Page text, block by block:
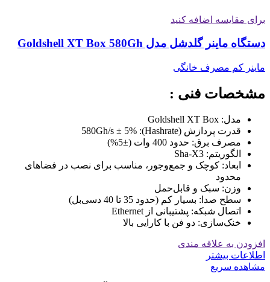
برای مقایسه اضافه کنید
دستگاه ماینر گلدشل مدل Goldshell XT Box 580Gh
ماینر کم مصرف خانگی
مشخصات فنی :
مدل: Goldshell XT Box
قدرت پردازش (Hashrate): 580Gh/s ± 5%
مصرف برق: حدود 400 وات (±5%)
الگوریتم: Sha-X3
ابعاد: کوچک و جمع‌وجور، مناسب برای نصب در فضاهای
محدود
وزن: سبک و قابل‌حمل
سطح صدا: بسیار کم (حدود 35 تا 40 دسی‌بل)
اتصال شبکه: پشتیبانی از Ethernet
خنک‌سازی: دو فن با کارایی بالا
افزودن به علاقه مندی
اطلاعات بیشتر
مشاهده سریع